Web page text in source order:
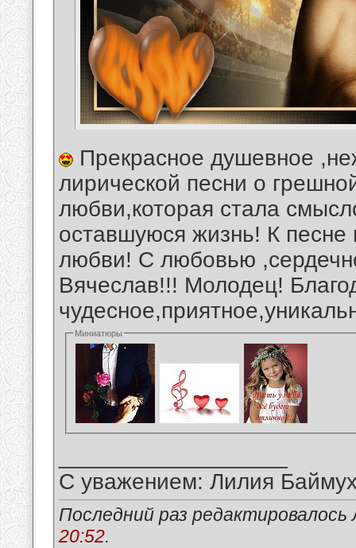
Прекрасное душевное
лирической песни о
любви,которая стала
оставшуюся жизнь! К песне
любви! С любовью
Вячеслав!!! Молодец!
Миниатюры
С уважением: Лилия
Последний раз
20:52.